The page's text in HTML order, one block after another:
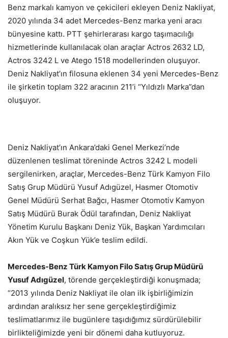
Benz markalı kamyon ve çekicileri ekleyen Deniz Nakliyat,
2020 yılında 34 adet Mercedes-Benz marka yeni aracı
bünyesine kattı. PTT şehirlerarası kargo taşımacılığı
hizmetlerinde kullanılacak olan araçlar Actros 2632 LD,
Actros 3242 L ve Atego 1518 modellerinden oluşuyor.
Deniz Nakliyat’ın filosuna eklenen 34 yeni Mercedes-Benz
ile şirketin toplam 322 aracının 211’i “Yıldızlı Marka”dan
oluşuyor.
Deniz Nakliyat’ın Ankara’daki Genel Merkezi’nde
düzenlenen teslimat töreninde Actros 3242 L modeli
sergilenirken, araçlar, Mercedes-Benz Türk Kamyon Filo
Satış Grup Müdürü Yusuf Adıgüzel, Hasmer Otomotiv
Genel Müdürü Serhat Bağcı, Hasmer Otomotiv Kamyon
Satış Müdürü Burak Ödül tarafından, Deniz Nakliyat
Yönetim Kurulu Başkanı Deniz Yük, Başkan Yardımcıları
Akın Yük ve Coşkun Yük’e teslim edildi.
Mercedes-Benz Türk Kamyon Filo Satış Grup Müdürü
Yusuf Adıgüzel, törende gerçekleştirdiği konuşmada;
“2013 yılında Deniz Nakliyat ile olan ilk işbirliğimizin
ardından aralıksız her sene gerçekleştirdiğimiz
teslimatlarımız ile bugünlere taşıdığımız sürdürülebilir
birlikteliğimizde yeni bir dönemi daha kutluyoruz.